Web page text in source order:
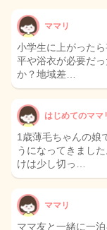
ママリ
小学生に上がった
平や浴衣が必要だ
か？地域差…
はじめてのママ
1歳薄毛ちゃんの娘
うになってきまし
けは少し切っ…
ママリ
ママ友と一緒に一